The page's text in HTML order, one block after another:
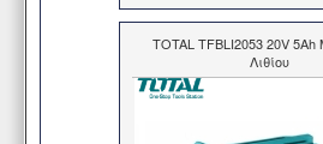
TOTAL TFBLI2053 20V
Λιθίου